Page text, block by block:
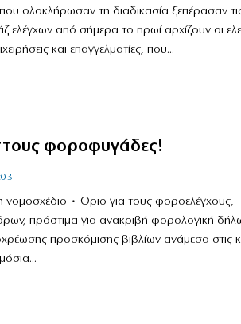
που ολοκλήρωσαν τη διαδικασία ξεπέρασαν
ελέγχων από σήμερα το πρωί αρχίζουν οι
και επαγγελματίες, που...
φοροφυγάδες!
νομοσχέδιο • Οριο για τους φοροελέγχους,
πρόστιμα για ανακριβή φορολογική
προσκόμισης βιβλίων ανάμεσα στις